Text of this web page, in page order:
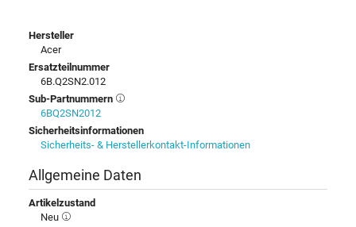
Hersteller
Acer
Ersatzteilnummer
6B.Q2SN2.012
Sub-Partnummern
6BQ2SN2012
Sicherheitsinformationen
Sicherheits- & Herstellerkontakt-Informationen
Allgemeine Daten
Artikelzustand
Neu